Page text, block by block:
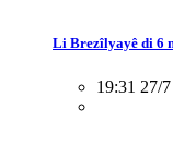
Li Brezîlyayê di 6
19:31 27/7